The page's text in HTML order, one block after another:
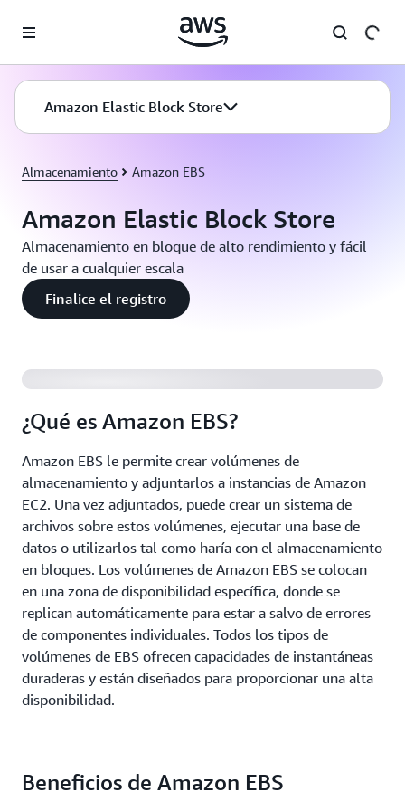
Amazon Elastic Block Store
Almacenamiento Amazon EBS
Amazon Elastic Block Store
Almacenamiento en bloque de alto rendimiento y fácil
de usar a cualquier escala
Finalice el registro
¿Qué es Amazon EBS?
Amazon EBS le permite crear volúmenes de
almacenamiento y adjuntarlos a instancias de Amazon
EC2. Una vez adjuntados, puede crear un sistema de
archivos sobre estos volúmenes, ejecutar una base de
datos o utilizarlos tal como haría con el almacenamiento
en bloques. Los volúmenes de Amazon EBS se colocan
en una zona de disponibilidad específica, donde se
replican automáticamente para estar a salvo de errores
de componentes individuales. Todos los tipos de
volúmenes de EBS ofrecen capacidades de instantáneas
duraderas y están diseñados para proporcionar una alta
disponibilidad.
Beneficios de Amazon EBS